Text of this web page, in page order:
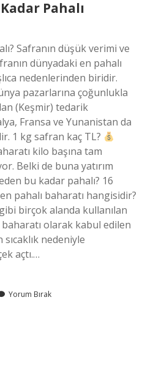
Pahalı
Safranın düşük verimi ve
dünyadaki en pahalı
nedenlerinden biridir.
pazarlarına çoğunlukla
(Keşmir) tedarik
Fransa ve Yunanistan da
1 kg safran kaç TL?
kilo başına tam
Belki de buna yatırım
bu kadar pahalı? 16
pahalı baharatı hangisidir?
birçok alanda kullanılan
baharatı olarak kabul edilen
nedeniyle
açtı.…
Yorum Bırak